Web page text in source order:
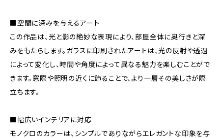
■空間に深みを与えるアート
この作品は、光と影の絶妙な表現により、部屋全体に奥行きと深
みをもたらします。ガラスに印刷されたアートは、光の反射や透過
によって変化し、時間や角度によって異なる魅力を楽しむことがで
きます。窓際や照明の近くに飾ることで、より一層その美しさが際
立ちます。
■幅広いインテリアに対応
モノクロのカラーは、シンプルでありながらエレガントな印象を与